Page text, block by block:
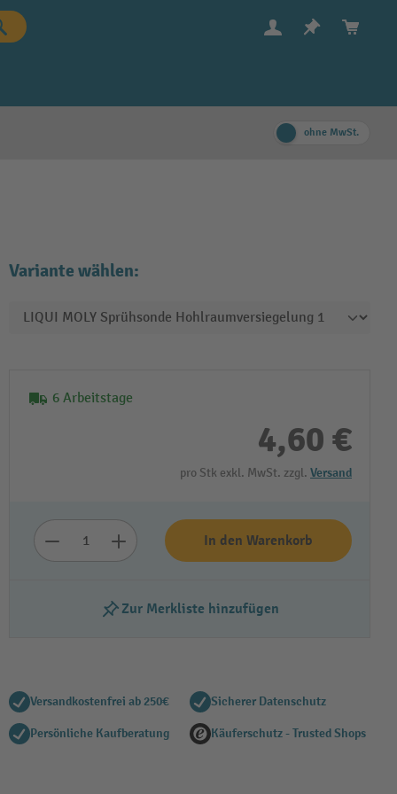
ohne MwSt.
Variante wählen:
6 Arbeitstage
4,60 €
pro Stk exkl. MwSt. zzgl. Versand
In den Warenkorb
Zur Merkliste hinzufügen
Versandkostenfrei ab 250€ Sicherer Datenschutz
Persönliche Kaufberatung Käuferschutz - Trusted Shops